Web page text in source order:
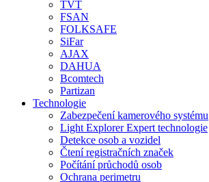
TVT
FSAN
FOLKSAFE
SiFar
AJAX
DAHUA
Bcomtech
Partizan
Technologie
Zabezpečení kamerového systému
Light Explorer Expert technologie
Detekce osob a vozidel
Čtení registračních značek
Počítání průchodů osob
Ochrana perimetru